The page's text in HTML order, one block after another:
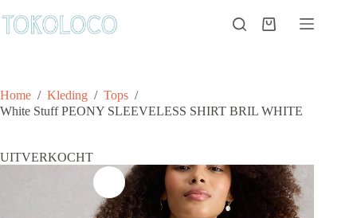
naar
de
Winkelwagen
Home / Kleding / Tops /
White Stuff PEONY SLEEVELESS SHIRT BRIL WHITE
UITVERKOCHT